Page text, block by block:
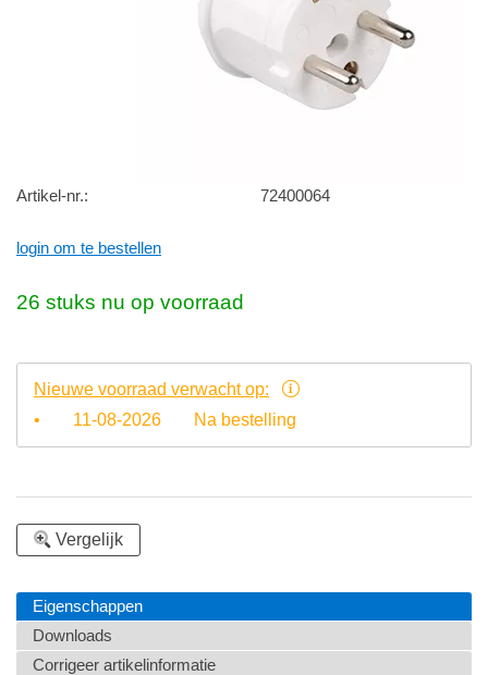
Artikel-nr.: 72400064
login om te bestellen
26 stuks nu op voorraad
Nieuwe voorraad verwacht op:
•
11-08-2026 Na bestelling
Vergelijk
Eigenschappen
Downloads
Corrigeer artikelinformatie